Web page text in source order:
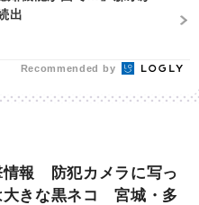
出
Recommended by
情報 防犯カメラに写っ
大きな黒ネコ 宮城・多